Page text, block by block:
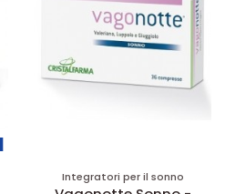
Integratori per il sonno